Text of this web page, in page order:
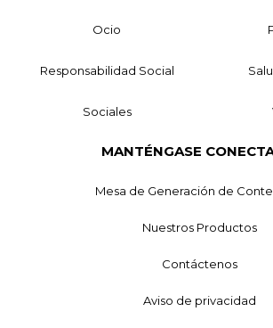
Ocio
Responsabilidad Social
Sociales
MANTÉNGASE
Mesa de Generación de
Nuestros Productos
Contáctenos
Aviso de privacidad